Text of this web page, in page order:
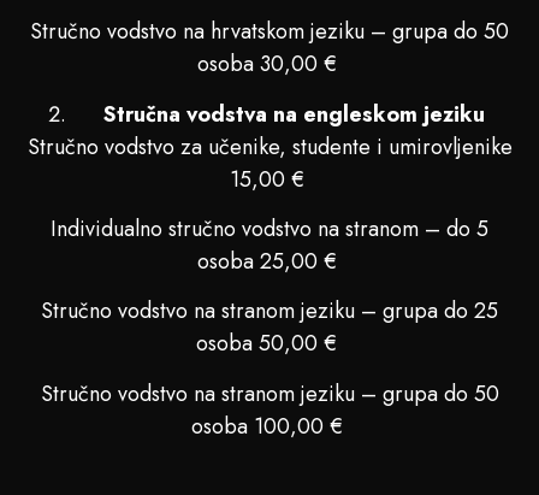
Stručno vodstvo na hrvatskom jeziku – grupa do 50
osoba 30,00 €
Stručna vodstva na engleskom jeziku
Stručno vodstvo za učenike, studente i umirovljenike
15,00 €
Individualno stručno vodstvo na stranom – do 5
osoba 25,00 €
Stručno vodstvo na stranom jeziku – grupa do 25
osoba 50,00 €
Stručno vodstvo na stranom jeziku – grupa do 50
osoba 100,00 €